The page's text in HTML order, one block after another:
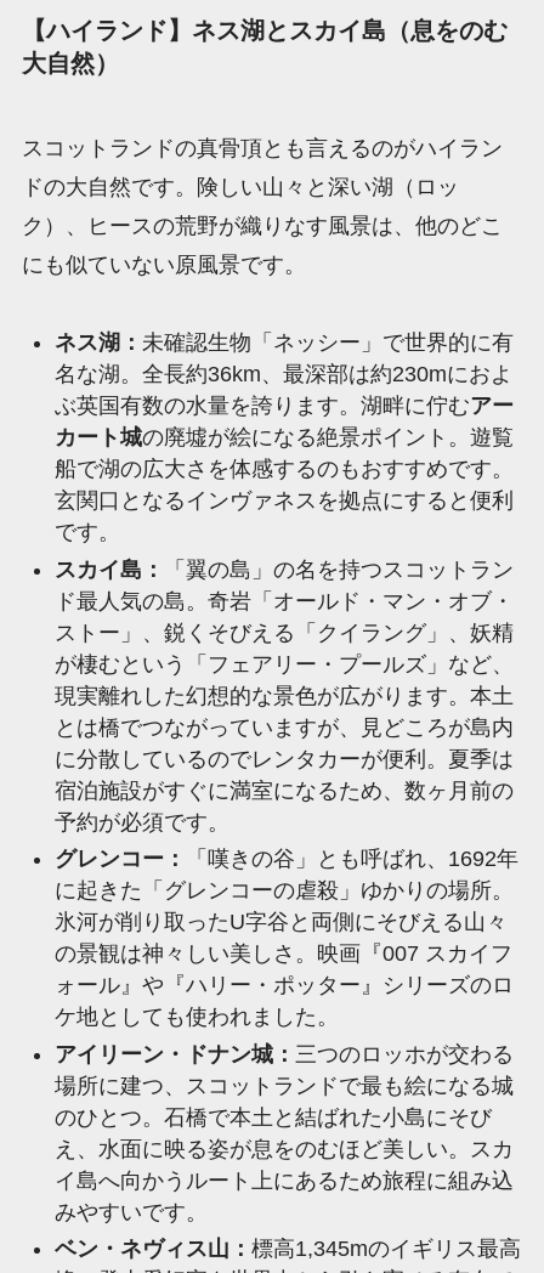
【ハイランド】ネス湖とスカイ島（息をのむ
大自然）
スコットランドの真骨頂とも言えるのがハイラン
ドの大自然です。険しい山々と深い湖（ロッ
ク）、ヒースの荒野が織りなす風景は、他のどこ
にも似ていない原風景です。
ネス湖： 未確認生物「ネッシー」で世界的に有
名な湖。全長約36km、最深部は約230mにおよ
ぶ英国有数の水量を誇ります。湖畔に佇むアー
カート城の廃墟が絵になる絶景ポイント。遊覧
船で湖の広大さを体感するのもおすすめです。
玄関口となるインヴァネスを拠点にすると便利
です。
スカイ島：
「翼の島」の名を持つスコットラン
ド最人気の島。奇岩「オールド・マン・オブ・
ストー」、鋭くそびえる「クイラング」、妖精
が棲むという「フェアリー・プールズ」など、
現実離れした幻想的な景色が広がります。本土
とは橋でつながっていますが、見どころが島内
に分散しているのでレンタカーが便利。夏季は
宿泊施設がすぐに満室になるため、数ヶ月前の
予約が必須です。
グレンコー：
「嘆きの谷」とも呼ばれ、1692年
に起きた「グレンコーの虐殺」ゆかりの場所。
氷河が削り取ったU字谷と両側にそびえる山々
の景観は神々しい美しさ。映画『007 スカイフ
ォール』や『ハリー・ポッター』シリーズのロ
ケ地としても使われました。
アイリーン・ドナン城： 三つのロッホが交わる
場所に建つ、スコットランドで最も絵になる城
のひとつ。石橋で本土と結ばれた小島にそび
え、水面に映る姿が息をのむほど美しい。スカ
イ島へ向かうルート上にあるため旅程に組み込
みやすいです。
ベン・ネヴィス山： 標高1,345mのイギリス最高